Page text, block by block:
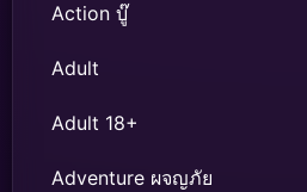
Action บู๊
Adult
Adult 18+
Adventure ผจญภัย